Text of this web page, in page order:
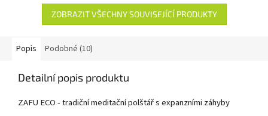
protiskluzová, vhodná pro
prakticky všechny styly cvičení
a pro každodenní použití.
ZOBRAZIT VŠECHNY SOUVISEJÍCÍ PRODUKTY
Popis Podobné (10)
Detailní popis produktu
ZAFU ECO - tradiční meditační polštář s expanzními záhyby